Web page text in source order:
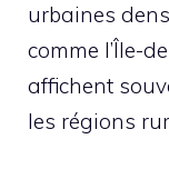
urbaines
comme l’Île-
affichent
les régions